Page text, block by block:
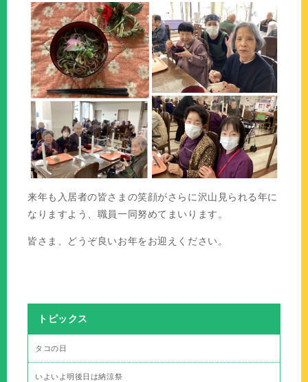
来年も入居者の皆さまの笑顔がさらに沢山見られる年に
なりますよう、職員一同努めてまいります。
皆さま、どうぞ良いお年をお迎えください。
トピックス
タコの日
いよいよ明後日は納涼祭